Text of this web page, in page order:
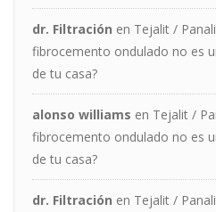
dr. Filtración en Tejalit /
fibrocemento ondulado no es
de tu casa?
alonso williams en Tejalit /
fibrocemento ondulado no es
de tu casa?
dr. Filtración en Tejalit /